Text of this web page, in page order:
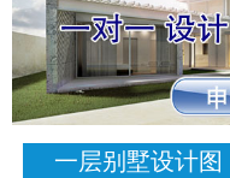
一层别墅设计图